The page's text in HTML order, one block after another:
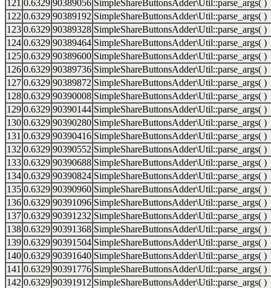
121 0.6329 90389056 SimpleShareButtonsAdder\Util::parse_args( )
122 0.6329 90389192 SimpleShareButtonsAdder\Util::parse_args( )
123 0.6329 90389328 SimpleShareButtonsAdder\Util::parse_args( )
124 0.6329 90389464 SimpleShareButtonsAdder\Util::parse_args( )
125 0.6329 90389600 SimpleShareButtonsAdder\Util::parse_args( )
126 0.6329 90389736 SimpleShareButtonsAdder\Util::parse_args( )
127 0.6329 90389872 SimpleShareButtonsAdder\Util::parse_args( )
128 0.6329 90390008 SimpleShareButtonsAdder\Util::parse_args( )
129 0.6329 90390144 SimpleShareButtonsAdder\Util::parse_args( )
130 0.6329 90390280 SimpleShareButtonsAdder\Util::parse_args( )
131 0.6329 90390416 SimpleShareButtonsAdder\Util::parse_args( )
132 0.6329 90390552 SimpleShareButtonsAdder\Util::parse_args( )
133 0.6329 90390688 SimpleShareButtonsAdder\Util::parse_args( )
134 0.6329 90390824 SimpleShareButtonsAdder\Util::parse_args( )
135 0.6329 90390960 SimpleShareButtonsAdder\Util::parse_args( )
136 0.6329 90391096 SimpleShareButtonsAdder\Util::parse_args( )
137 0.6329 90391232 SimpleShareButtonsAdder\Util::parse_args( )
138 0.6329 90391368 SimpleShareButtonsAdder\Util::parse_args( )
139 0.6329 90391504 SimpleShareButtonsAdder\Util::parse_args( )
140 0.6329 90391640 SimpleShareButtonsAdder\Util::parse_args( )
141 0.6329 90391776 SimpleShareButtonsAdder\Util::parse_args( )
142 0.6329 90391912 SimpleShareButtonsAdder\Util::parse_args( )